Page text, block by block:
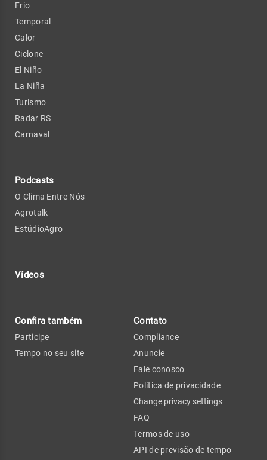
Frio
Temporal
Calor
Ciclone
El Niño
La Niña
Turismo
Radar RS
Carnaval
Podcasts
O Clima Entre Nós
Agrotalk
EstúdioAgro
Vídeos
Confira também
Participe
Tempo no seu site
Contato
Compliance
Anuncie
Fale conosco
Política de privacidade
Change privacy settings
FAQ
Termos de uso
API de previsão de tempo